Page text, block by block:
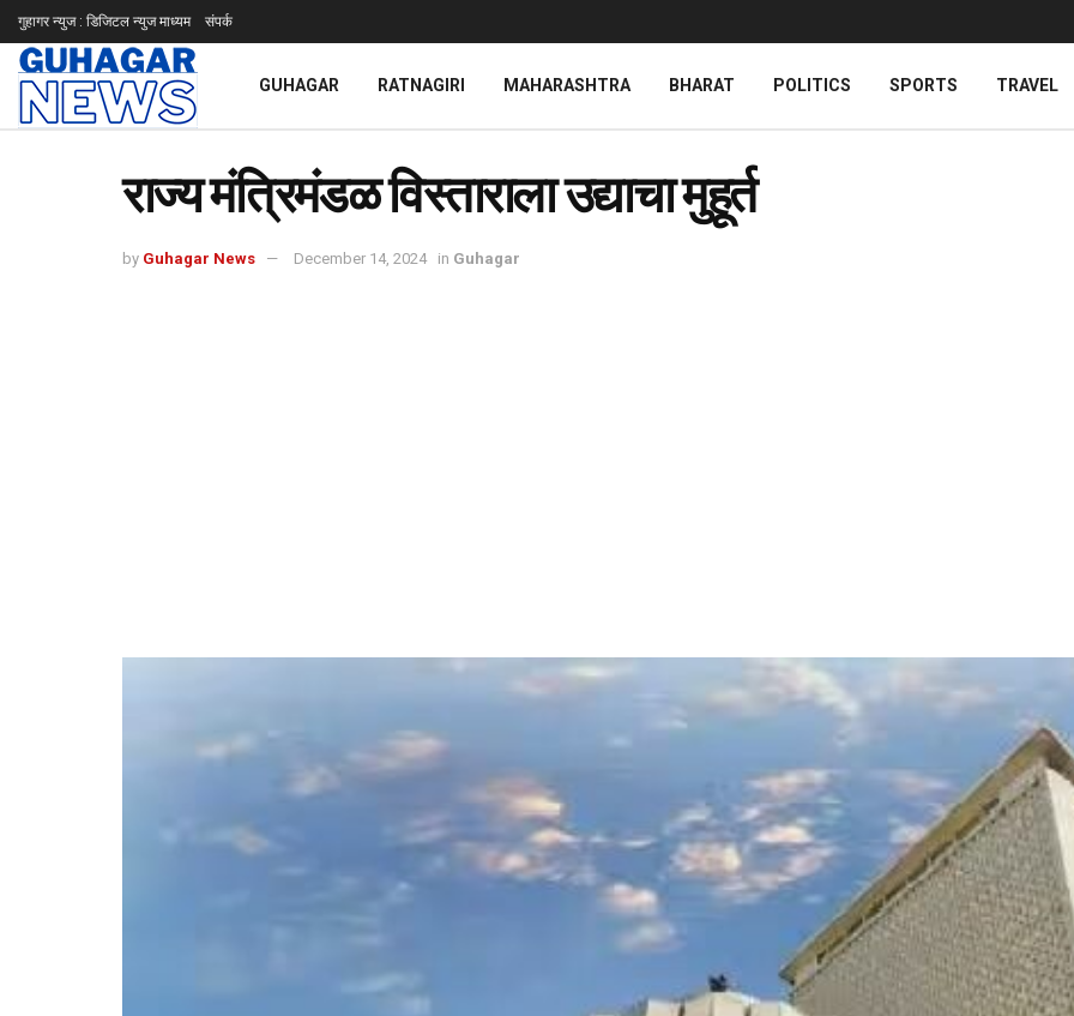
गुहागर न्युज : डिजिटल न्युज माध्यम संपर्क
GUHAGAR RATNAGIRI MAHARASHTRA BHARAT POLITICS SPORTS TRAVEL
राज्य मंत्रिमंडळ विस्ताराला उद्याचा मुहूर्त
by Guhagar News December 14, 2024 in Guhagar